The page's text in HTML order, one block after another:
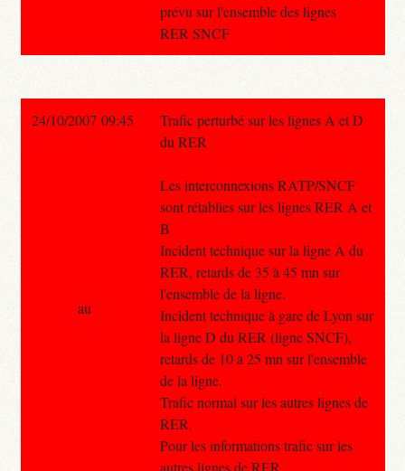
prévu sur l'ensemble des lignes
RER SNCF
24/10/2007 09:45
Trafic perturbé sur les lignes A et D
du RER
Les interconnexions RATP/SNCF
sont rétablies sur les lignes RER A et
B
Incident technique sur la ligne A du
RER, retards de 35 à 45 mn sur
l'ensemble de la ligne.
Incident technique à gare de Lyon sur
la ligne D du RER (ligne SNCF),
retards de 10 à 25 mn sur l'ensemble
de la ligne.
Trafic normal sur les autres lignes de
RER.
Pour les informations trafic sur les
autres lignes de RER
au